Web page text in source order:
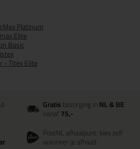
Platinum
Elite
Basic
- Titex Elite
Gratisbezorging inNL & BE
vanaf75,-
PostNL afhaalpunt: kies zelf
wanneer je afhaalt